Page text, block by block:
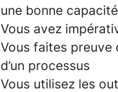
une bonne
Vous avez
Vous faites preuve
d’un processus
Vous utilisez les